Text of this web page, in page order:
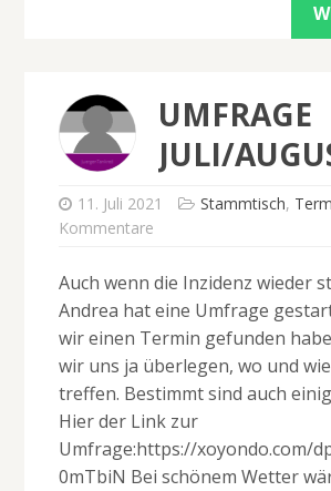
UMFRAGE
JULI/
11. Juli 2021 Stammtisch,
Kommentare
Auch wenn die Inzidenz wieder
Andrea hat eine Umfrage
wir einen Termin gefunden
wir uns ja überlegen, wo und
treffen. Bestimmt sind auch
Hier der Link zur
Umfrage:https://xoyondo.com/
0mTbiN Bei schönem Wetter